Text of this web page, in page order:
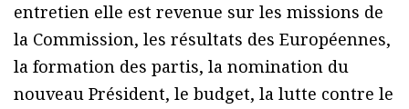
entretien elle est revenue sur les missions de
la Commission, les résultats des Européennes,
la formation des partis, la nomination du
nouveau Président, le budget, la lutte contre le